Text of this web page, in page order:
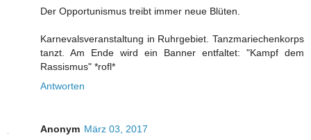
Der Opportunismus treibt immer neue Blüten.
Karnevalsveranstaltung in Ruhrgebiet. Tanzmariechenkorps
tanzt. Am Ende wird ein Banner entfaltet: "Kampf dem
Rassismus" *rofl*
Antworten
Anonym März 03, 2017